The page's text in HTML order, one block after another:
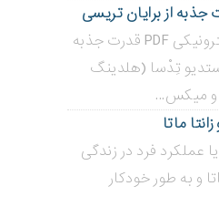
کتاب صوتی و کتاب الکترونیکی PDF قدرت جذبه
استدیو تِدْسا (هلدینگ
میکس...
ماتا
عملکرد فرد در زندگی
و به طور خودکار